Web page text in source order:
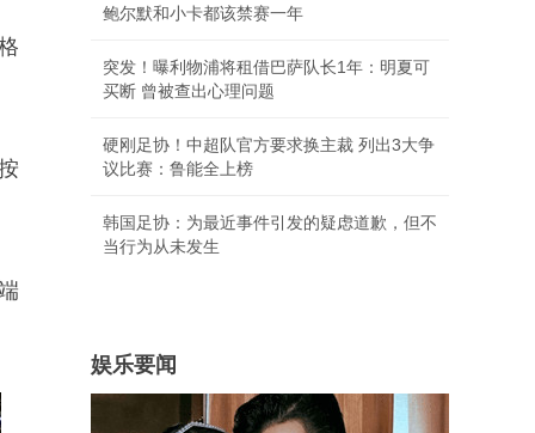
鲍尔默和小卡都该禁赛一年
突发！曝利物浦将租借巴萨队长1年：明夏可
买断 曾被查出心理问题
硬刚足协！中超队官方要求换主裁 列出3大争
议比赛：鲁能全上榜
韩国足协：为最近事件引发的疑虑道歉，但不
当行为从未发生
娱乐要闻